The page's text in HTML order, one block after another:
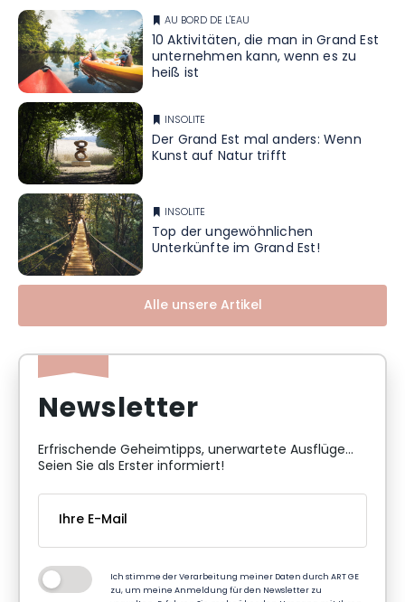
AU BORD DE L'EAU
10 Aktivitäten, die man in Grand Est
unternehmen kann, wenn es zu
heiß ist
INSOLITE
Der Grand Est mal anders: Wenn
Kunst auf Natur trifft
INSOLITE
Top der ungewöhnlichen
Unterkünfte im Grand Est!
Alle unsere Artikel
Newsletter
Erfrischende Geheimtipps, unerwartete Ausflüge...
Seien Sie als Erster informiert!
Ich stimme der Verarbeitung meiner Daten durch ART GE
zu, um meine Anmeldung für den Newsletter zu